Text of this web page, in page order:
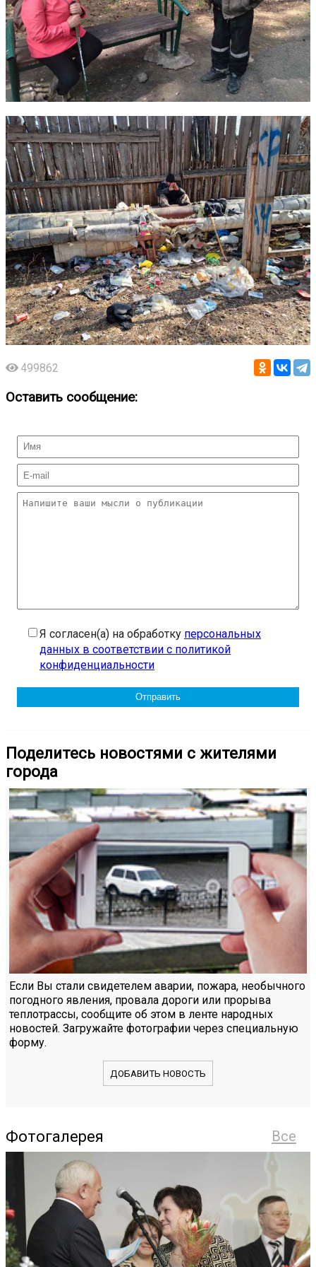
499862
Оставить сообщение:
Я согласен(а) на обработку персональных
данных в соответствии с политикой
конфиденциальности
Поделитесь новостями с жителями
города
Если Вы стали свидетелем аварии, пожара, необычного
погодного явления, провала дороги или прорыва
теплотрассы, сообщите об этом в ленте народных
новостей. Загружайте фотографии через специальную
форму.
ДОБАВИТЬ НОВОСТЬ
Все
Фотогалерея